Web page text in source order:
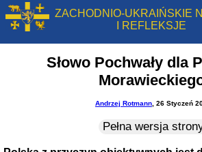
ZACHODNIO-UKRAIŃSKIE
I REFLEKSJE
Słowo Pochwały dla
Andrzej Rotmann , 26 Styczeń
Pełna wersja